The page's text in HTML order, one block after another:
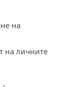
на
на личните